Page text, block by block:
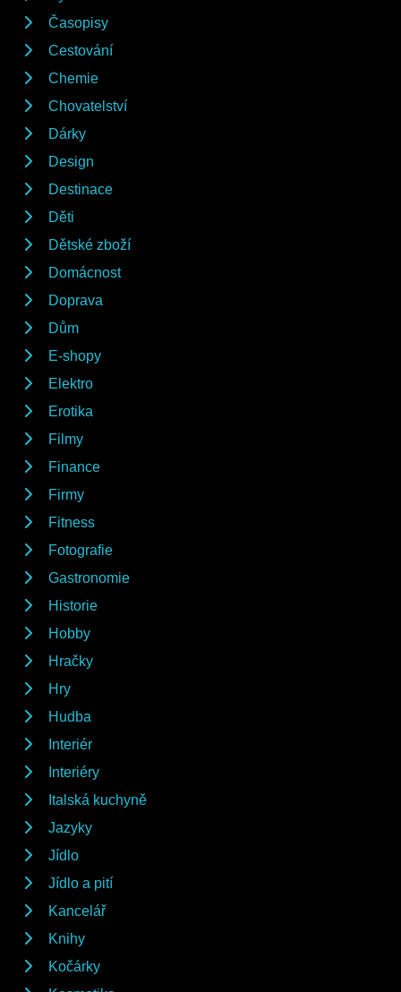
Časopisy
Cestování
Chemie
Chovatelství
Dárky
Design
Destinace
Děti
Dětské zboží
Domácnost
Doprava
Dům
E-shopy
Elektro
Erotika
Filmy
Finance
Firmy
Fitness
Fotografie
Gastronomie
Historie
Hobby
Hračky
Hry
Hudba
Interiér
Interiéry
Italská kuchyně
Jazyky
Jídlo
Jídlo a pití
Kancelář
Knihy
Kočárky